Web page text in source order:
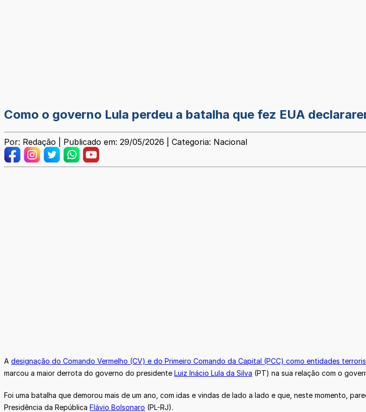
Como o governo Lula perdeu a batalha que fez EUA
Por: Redação | Publicado em: 29/05/2026 | Categoria: Nacional
A designação do Comando Vermelho (CV) e do Primeiro Comando da Capital (PCC) como entidades
marcou a maior derrota do governo do presidente Luiz Inácio Lula da Silva (PT) na sua relação com o
Foi uma batalha que demorou mais de um ano, com idas e vindas de lado a lado e que, neste momento,
Presidência da República Flávio Bolsonaro (PL-RJ).